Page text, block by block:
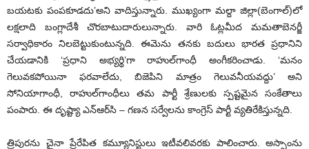
బయటకు పంపకూడదు’అని వాదిస్తున్నారు. ముఖ్యంగా మల్దా జిల్లా(బెంగాల్)లో
లక్షలాది బంగ్లాదేశీ చొరబాటుదారులున్నారు. వారి ఓట్లమీద మమతాబెనర్జీ
సర్వాధికారం నిలబెట్టుకుంటున్నది. ఈమెను తనకు బదులు భారత ప్రధానిని
చేయడానికి ‘ప్రధాని అభ్యర్థి’గా రాహుల్‌గాంధీ అంగీకరించాడు. ‘మనం
గెలువకపోయినా ఫరవాలేదు, బిజెపిని మాత్రం గెలువనీయవద్దు’ అని
సోనియాగాంధీ, రాహుల్‌గాంధీలు తమ పార్టీ శ్రేణులకు స్పష్టమైన సంకేతాలు
పంపారు. ఈ దృష్ట్యా ఎన్‌ఆర్‌సి – గణన సర్వేలను కాంగ్రెస్ పార్టీ వ్యతిరేకిస్తున్నది.
త్రిపురను చైనా ప్రేరేపిత కమ్యూనిస్టులు ఇటీవలివరకు పాలించారు. అస్సాంను